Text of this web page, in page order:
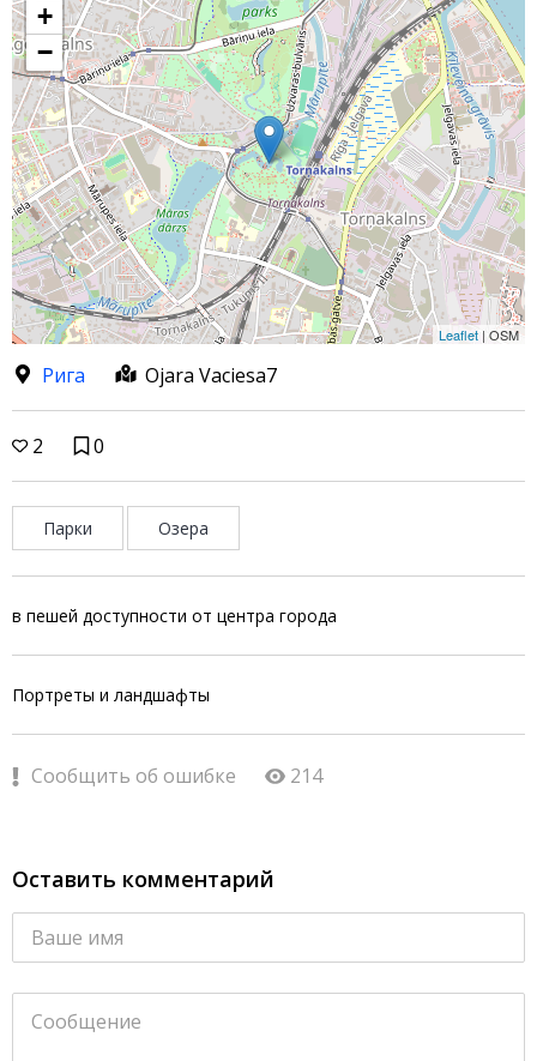
+
−
Leaflet | OSM
Рига Ojara Vaciesa7
2 0
Парки Озера
в пешей доступности от центра города
Портреты и ландшафты
Сообщить об ошибке 214
Оставить комментарий